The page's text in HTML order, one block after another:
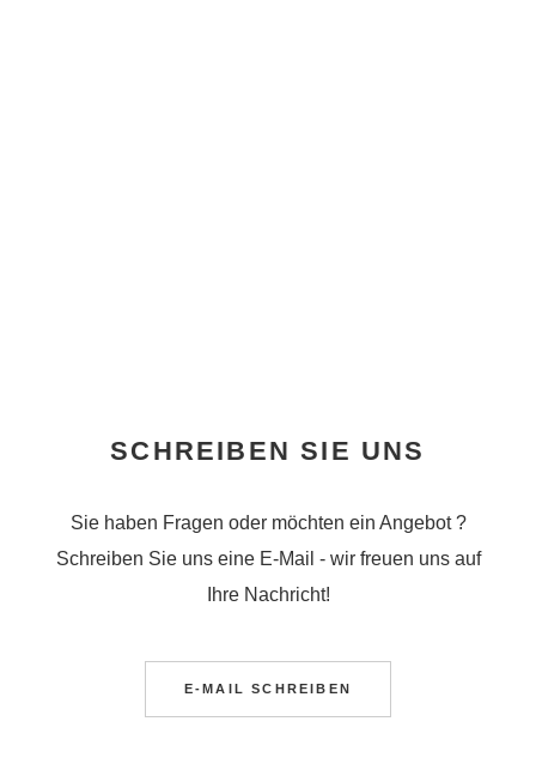
SCHREIBEN SIE UNS
Sie haben Fragen oder möchten ein Angebot ?
Schreiben Sie uns eine E-Mail - wir freuen uns auf
Ihre Nachricht!
E-MAIL SCHREIBEN